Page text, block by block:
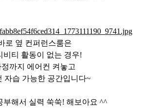
로 옆 컨퍼런스룸은
비티 활동이 없는 경우!
정까지 에어컨 켜놓고
자습 가능한 공간입니다~
부해서 실력 쑥쑥! 해보아요 ^^